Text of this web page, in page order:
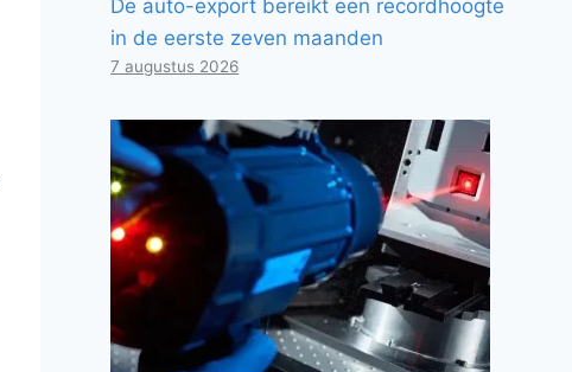
De auto-export bereikt een recordhoogte
in de eerste zeven maanden
7 augustus 2026